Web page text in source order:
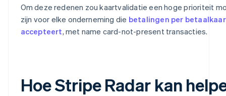
Om deze redenen zou kaartvalidatie een hoge prioriteit
zijn voor elke onderneming die betalingen per
accepteert, met name card-not-present transacties.
Hoe Stripe Radar kan